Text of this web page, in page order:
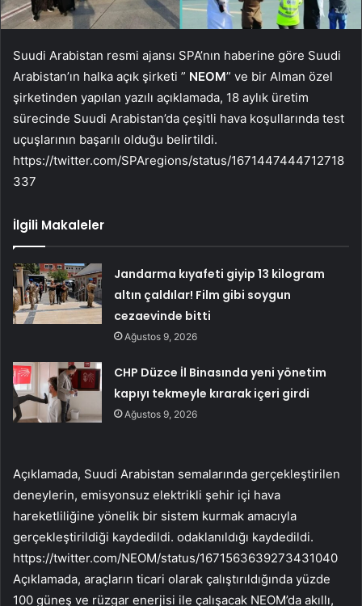
Suudi Arabistan resmi ajansı SPA’nın haberine göre Suudi
Arabistan’ın halka açık şirketi ” NEOM” ve bir Alman özel
şirketinden yapılan yazılı açıklamada, 18 aylık üretim
sürecinde Suudi Arabistan’da çeşitli hava koşullarında test
uçuşlarının başarılı olduğu belirtildi.
https://twitter.com/SPAregions/status/1671447444712718
337
İlgili Makaleler
Jandarma kıyafeti giyip 13 kilogram
altın çaldılar! Film gibi soygun
cezaevinde bitti
Ağustos 9, 2026
CHP Düzce İl Binasında yeni yönetim
kapıyı tekmeyle kırarak içeri girdi
Ağustos 9, 2026
Açıklamada, Suudi Arabistan semalarında gerçekleştirilen
deneylerin, emisyonsuz elektrikli şehir içi hava
hareketliliğine yönelik bir sistem kurmak amacıyla
gerçekleştirildiği kaydedildi. odaklanıldığı kaydedildi.
https://twitter.com/NEOM/status/1671563639273431040
Açıklamada, araçların ticari olarak çalıştırıldığında yüzde
100 güneş ve rüzgar enerjisi ile çalışacak NEOM’da akıllı,